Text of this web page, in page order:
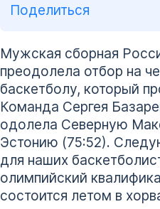
Поделиться
Мужская сборная
преодолела отбор на
баскетболу, который
Команда Сергея
одолела Северную
Эстонию (75:52).
для наших
олимпийский
состоится летом в